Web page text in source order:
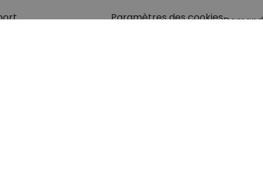
Paramètres des cookies